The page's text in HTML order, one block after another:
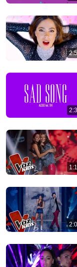
MARIA
MEZCLA DE